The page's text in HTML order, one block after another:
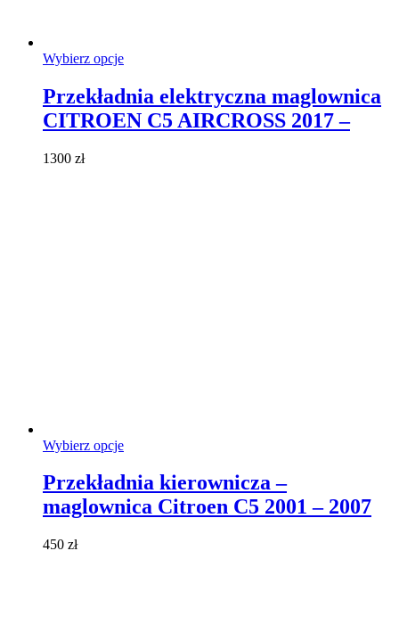
Wybierz opcjeTen
ma
wiele
wariantów.
Przekładnia elektryczna maglownica
CITROEN C5 AIRCROSS 2017 –
1300 zł
Wybierz opcjeTen
ma
wiele
wariantów.
Przekładnia kierownicza –
maglownica Citroen C5 2001 – 2007
450 zł